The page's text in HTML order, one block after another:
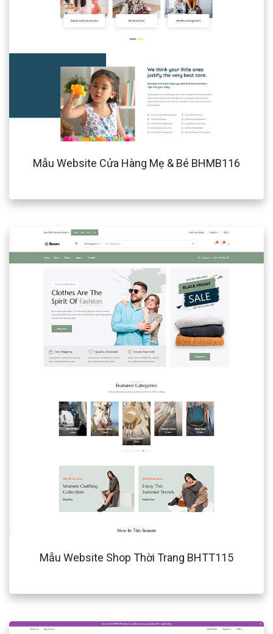
Mẫu Website Cửa Hàng Mẹ & Bé BHMB116
Mẫu Website Shop Thời Trang BHTT115